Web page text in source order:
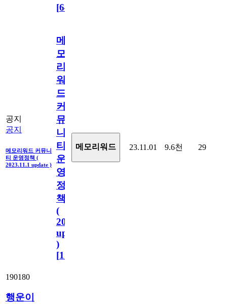
[64
공지
공지
메모리워드 커뮤니
티 운영정책 (
2023.11.1 update )
메
모
리
워
드
커
뮤
니
티
운
영
정
책
(
2023.11.1
update
)
[110
메모리워드 23.11.01 9.6천 29
190180
행운이